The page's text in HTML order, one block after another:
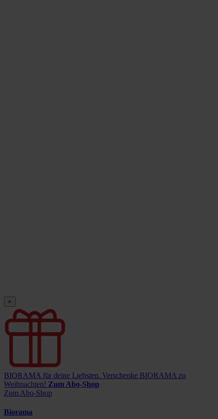
×
BIORAMA für deine Liebsten. Verschenke BIORAMA zu
Weihnachten! Zum Abo-Shop
Zum Abo-Shop
Biorama